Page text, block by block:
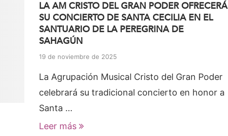
LA AM CRISTO DEL GRAN PODER OFRECERÁ
SU CONCIERTO DE SANTA CECILIA EN EL
SANTUARIO DE LA PEREGRINA DE
SAHAGÚN
19 de noviembre de 2025
La Agrupación Musical Cristo del Gran Poder
celebrará su tradicional concierto en honor a
Santa …
Leer más